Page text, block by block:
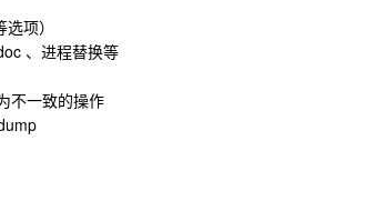
项）
、进程替换等
不一致的操作